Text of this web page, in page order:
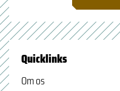
Quicklinks
Om os